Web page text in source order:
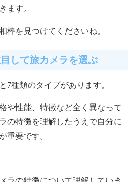
ます。
棒を見つけてくださいね。
して旅カメラを選ぶ
7種類のタイプがあります。
や性能、特徴など全く異なって
の特徴を理解したうえで自分に
重要です。